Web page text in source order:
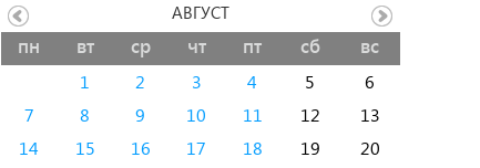
пн вт ср чт пт сб вс
1 2 3 4 5
6
7
8 9 10 11 12
13
14
15 16 17 18 19
20
АВГУСТ